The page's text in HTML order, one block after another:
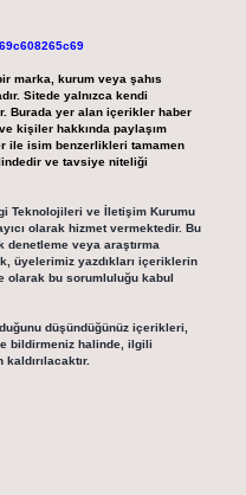
marka, kurum veya şahıs
Sitede yalnızca kendi
Burada yer alan içerikler haber
kişiler hakkında paylaşım
ile isim benzerlikleri tamamen
ve tavsiye niteliği
Teknolojileri ve İletişim Kurumu
olarak hizmet vermektedir. Bu
veya araştırma
üyelerimiz yazdıkları içeriklerin
olarak bu sorumluluğu kabul
düşündüğünüz içerikleri,
bildirmeniz halinde, ilgili